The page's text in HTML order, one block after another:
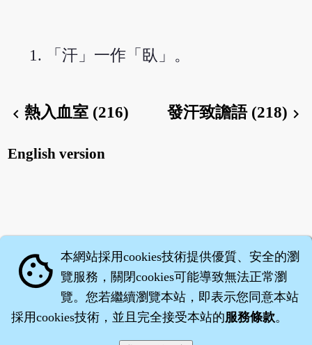
「汗」一作「臥」。
chevron_left熱入血室 (216) 發汗致譫語 (218) chevron_right
English version
cookie 本網站採用cookies技術提供優質、安全的瀏
覽服務，關閉cookies可能導致無法正常瀏
覽。您若繼續瀏覽本站，即表示您同意本站
採用cookies技術，並且完全接受本站的服務條款。